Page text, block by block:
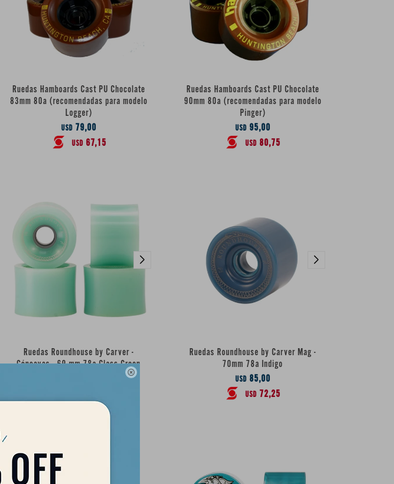

Ruedas Hamboards Cast PU Chocolate
83mm 80a (recomendadas para modelo
Logger)
USD 79,00
USD 67,15
Ruedas Hamboards Cast PU Chocolate
90mm 80a (recomendadas para modelo
Pinger)
USD 95,00
USD 80,75
Ruedas Roundhouse by Carver -
Cóncavas - 69 mm 78a Glass Green
Ruedas Roundhouse by Carver Mag -
70mm 78a Indigo
USD 85,00
USD 72,25